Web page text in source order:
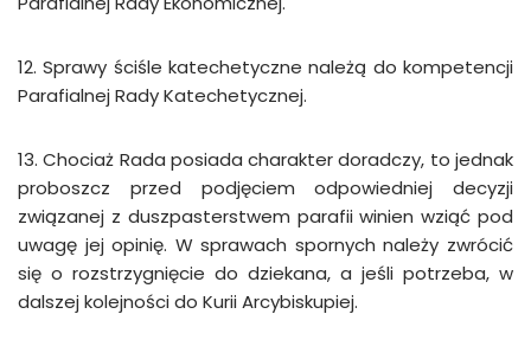
12. Sprawy ściśle katechetyczne należą do kompetencji
Parafialnej Rady Katechetycznej.
13. Chociaż Rada posiada charakter doradczy, to jednak
proboszcz przed podjęciem odpowiedniej decyzji
związanej z duszpasterstwem parafii winien wziąć pod
uwagę jej opinię. W sprawach spornych należy zwrócić
się o rozstrzygnięcie do dziekana, a jeśli potrzeba, w
dalszej kolejności do Kurii Arcybiskupiej.